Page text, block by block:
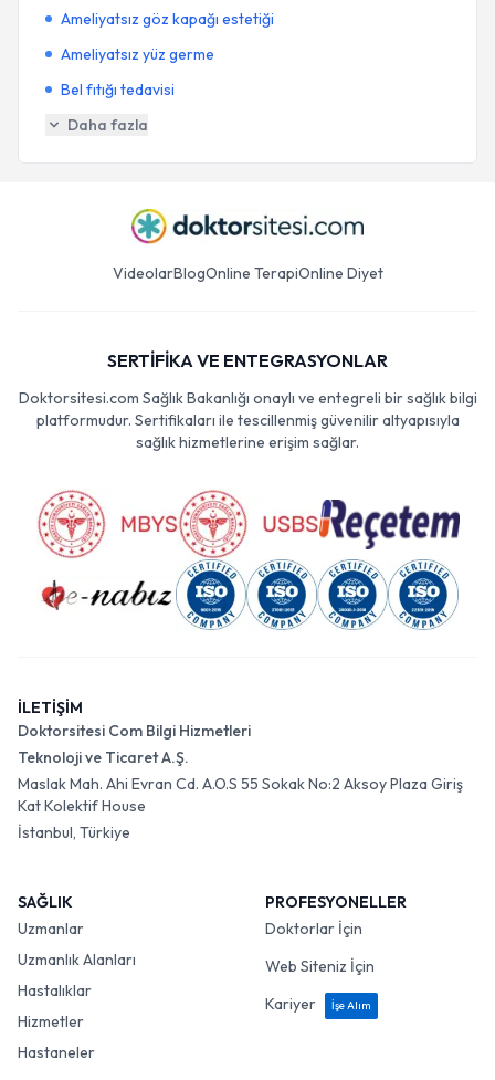
Ameliyatsız göz kapağı estetiği
Ameliyatsız yüz germe
Bel fıtığı tedavisi
Daha fazla
VideolarBlogOnline TerapiOnline Diyet
SERTİFİKA VE ENTEGRASYONLAR
Doktorsitesi.com Sağlık Bakanlığı onaylı ve entegreli bir sağlık bilgi
platformudur. Sertifikaları ile tescillenmiş güvenilir altyapısıyla
sağlık hizmetlerine erişim sağlar.
İLETİŞİM
Doktorsitesi Com Bilgi Hizmetleri
Teknoloji ve Ticaret A.Ş.
Maslak Mah. Ahi Evran Cd. A.O.S 55 Sokak No:2 Aksoy Plaza Giriş
Kat Kolektif House
İstanbul, Türkiye
SAĞLIK
Uzmanlar
Uzmanlık Alanları
Hastalıklar
Hizmetler
Hastaneler
PROFESYONELLER
Doktorlar İçin
Web Siteniz İçin
Kariyer
İşe Alım